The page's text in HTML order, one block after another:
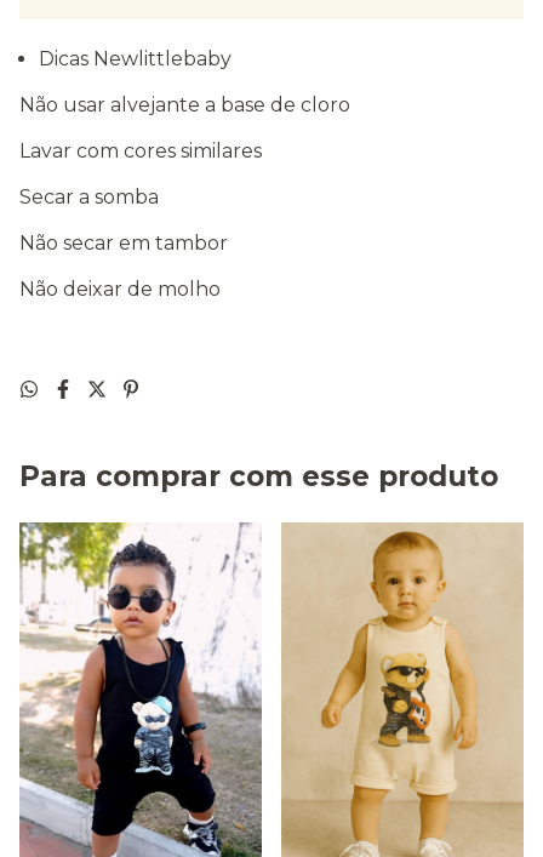
Dicas Newlittlebaby
Não usar alvejante a base de cloro
Lavar com cores similares
Secar a somba
Não secar em tambor
Não deixar de molho
Para comprar com esse produto